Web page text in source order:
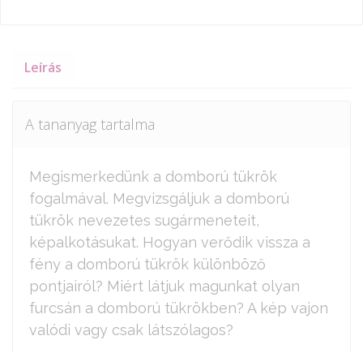
Leírás
A tananyag tartalma
Megismerkedünk a domború tükrök
fogalmával. Megvizsgáljuk a domború
tükrök nevezetes sugármeneteit,
képalkotásukat. Hogyan verődik vissza a
fény a domború tükrök különböző
pontjairól? Miért látjuk magunkat olyan
furcsán a domború tükrökben? A kép vajon
valódi vagy csak látszólagos?